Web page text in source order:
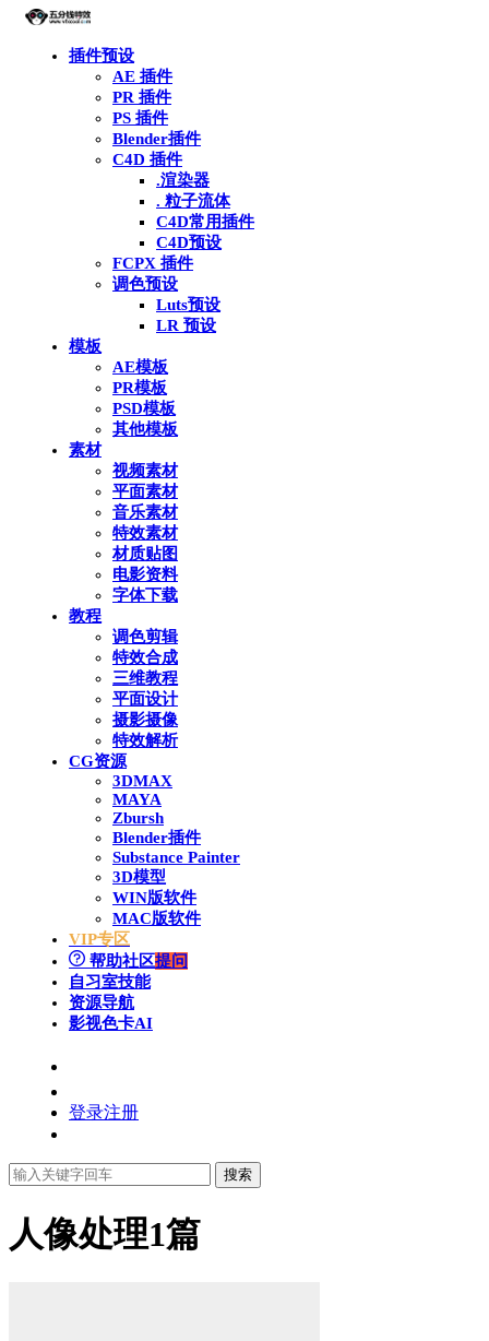
插件预设
AE 插件
PR 插件
PS 插件
Blender插件
C4D 插件
.渲染器
. 粒子流体
C4D常用插件
C4D预设
FCPX 插件
调色预设
Luts预设
LR 预设
模板
AE模板
PR模板
PSD模板
其他模板
素材
视频素材
平面素材
音乐素材
特效素材
材质贴图
电影资料
字体下载
教程
调色剪辑
特效合成
三维教程
平面设计
摄影摄像
特效解析
CG资源
3DMAX
MAYA
Zbursh
Blender插件
Substance Painter
3D模型
WIN版软件
MAC版软件
VIP专区
帮助社区提问
自习室技能
资源导航
影视色卡AI
登录注册
搜索
人像处理1篇